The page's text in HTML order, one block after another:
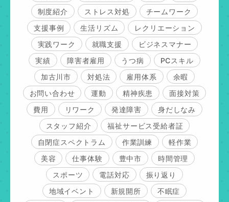
制度紹介
ストレス対処
チームワーク
支援事例
生活リズム
レクリエーション
実践ワーク
就職支援
ビジネスマナー
実績
障害者雇用 うつ病
PCスキル
加古川市
対処法 雇用体系
余暇
お問い合わせ
運動 精神疾患
面接対策
費用
リワーク 発達障害
身だしなみ
スタッフ紹介
福祉サービス受給者証
自閉症スペクトラム
作業訓練
軽作業
美容
仕事体験 豊中市
時間管理
スポーツ
電話対応
振り返り
地域イベント
新規開所
不眠症